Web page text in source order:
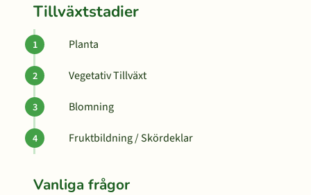
Tillväxtstadier
Planta
Vegetativ Tillväxt
Blomning
Fruktbildning / Skördeklar
Vanliga frågor